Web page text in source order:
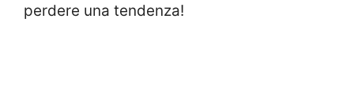
perdere una tendenza!